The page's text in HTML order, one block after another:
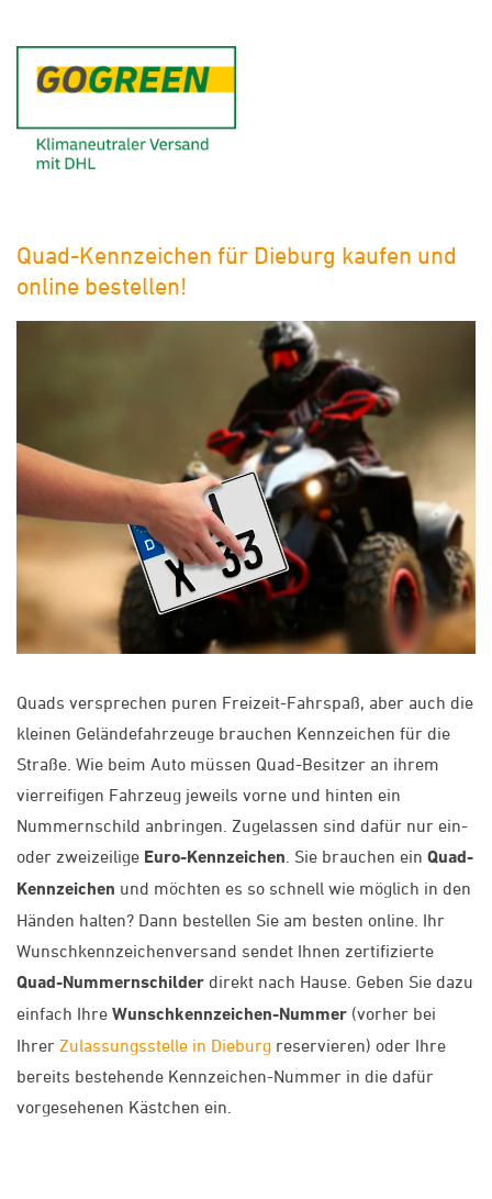
Quad-Kennzeichen für Dieburg kaufen und
online bestellen!
Quads versprechen puren Freizeit-Fahrspaß, aber auch die
kleinen Geländefahrzeuge brauchen Kennzeichen für die
Straße. Wie beim Auto müssen Quad-Besitzer an ihrem
vierreifigen Fahrzeug jeweils vorne und hinten ein
Nummernschild anbringen. Zugelassen sind dafür nur ein-
oder zweizeilige Euro-Kennzeichen . Sie brauchen ein Quad-
Kennzeichen und möchten es so schnell wie möglich in den
Händen halten? Dann bestellen Sie am besten online. Ihr
Wunschkennzeichenversand sendet Ihnen zertifizierte
Quad-Nummernschilder direkt nach Hause. Geben Sie dazu
einfach Ihre Wunschkennzeichen-Nummer (vorher bei
Ihrer Zulassungsstelle in Dieburg reservieren) oder Ihre
bereits bestehende Kennzeichen-Nummer in die dafür
vorgesehenen Kästchen ein.